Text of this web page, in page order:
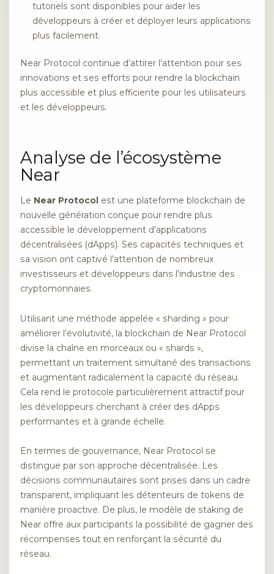
tutoriels sont disponibles pour aider les
développeurs à créer et déployer leurs applications
plus facilement.
Near Protocol continue d’attirer l’attention pour ses
innovations et ses efforts pour rendre la blockchain
plus accessible et plus efficiente pour les utilisateurs
et les développeurs.
Analyse de l’écosystème
Near
Le Near Protocol est une plateforme blockchain de
nouvelle génération conçue pour rendre plus
accessible le développement d’applications
décentralisées (dApps). Ses capacités techniques et
sa vision ont captivé l’attention de nombreux
investisseurs et développeurs dans l’industrie des
cryptomonnaies.
Utilisant une méthode appelée « sharding » pour
améliorer l’évolutivité, la blockchain de Near Protocol
divise la chaîne en morceaux ou « shards »,
permettant un traitement simultané des transactions
et augmentant radicalement la capacité du réseau.
Cela rend le protocole particulièrement attractif pour
les développeurs cherchant à créer des dApps
performantes et à grande échelle.
En termes de gouvernance, Near Protocol se
distingue par son approche décentralisée. Les
décisions communautaires sont prises dans un cadre
transparent, impliquant les détenteurs de tokens de
manière proactive. De plus, le modèle de staking de
Near offre aux participants la possibilité de gagner des
récompenses tout en renforçant la sécurité du
réseau.